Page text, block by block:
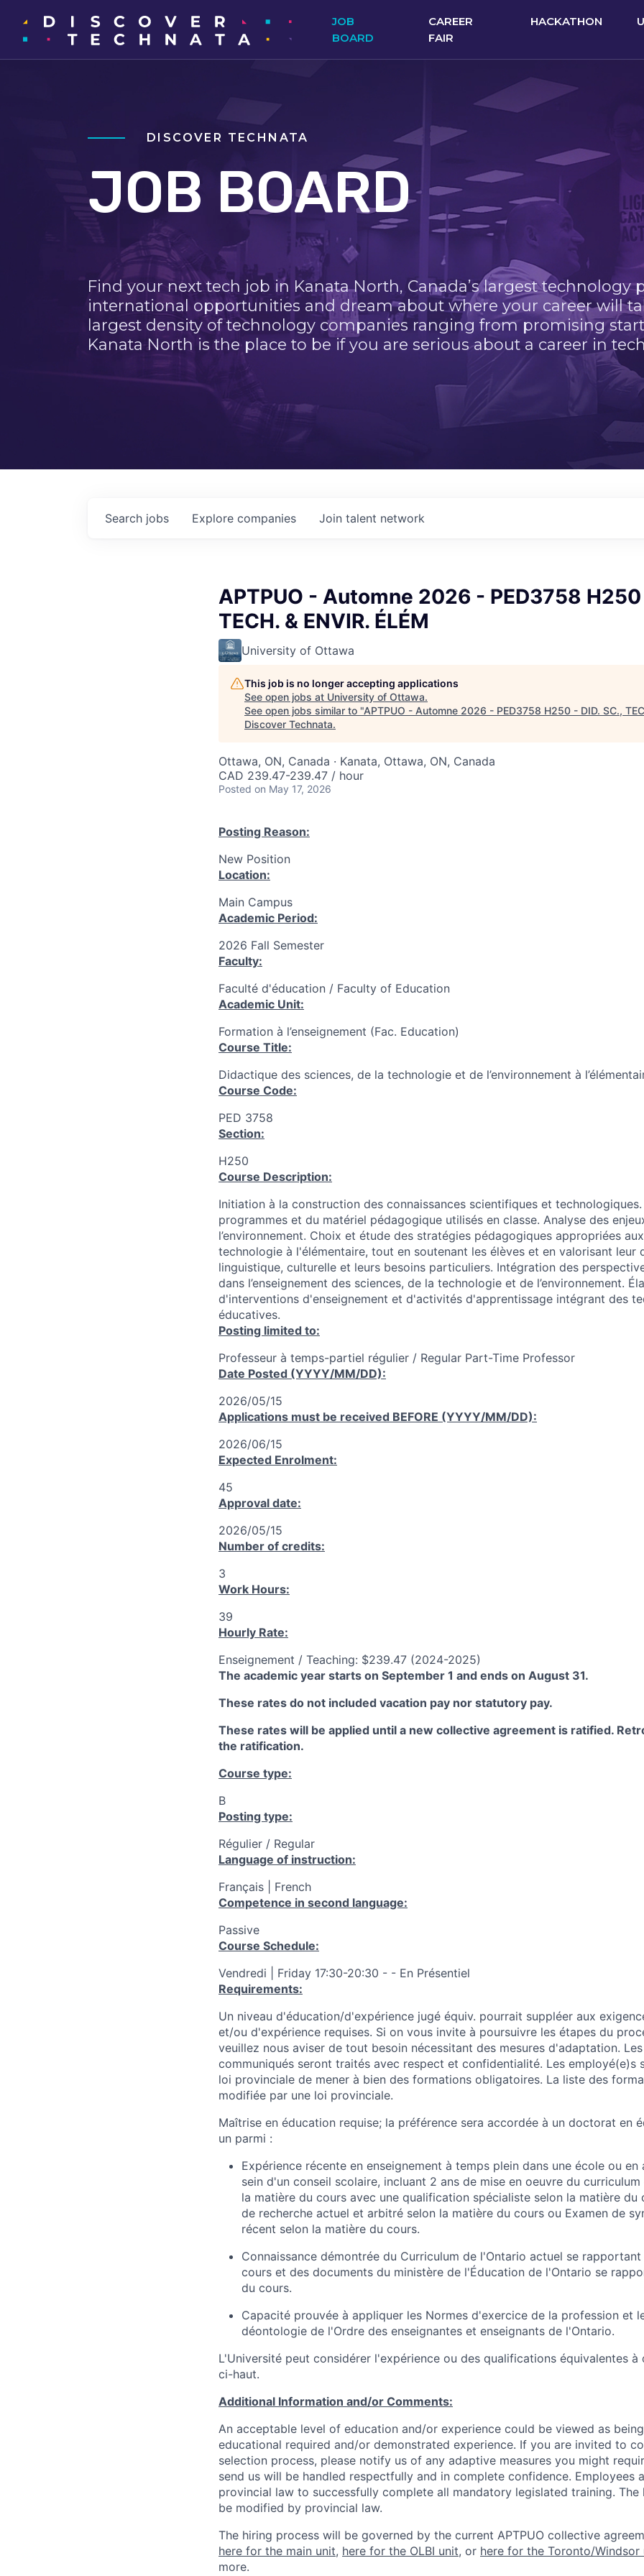
JOB
BOARD
CAREER
FAIR
HACKATHON
DISCOVER TECHNATA
JOB BOARD
Find your next tech job in Kanata North, Canada’s largest technology
international opportunities and dream about where your career will
largest density of technology companies ranging from promising
Kanata North is the place to be if you are serious about a career in
Search jobs Explore companies Join talent network
APTPUO - Automne 2026 - PED3758 H250
TECH. & ENVIR. ÉLÉM
University of Ottawa
This job is no longer accepting applications
See open jobs at University of Ottawa.
See open jobs similar to "APTPUO - Automne 2026 - PED3758 H250 - DID. SC.,
Discover Technata.
Ottawa, ON, Canada · Kanata, Ottawa, ON, Canada
CAD 239.47-239.47 / hour
Posted on May 17, 2026
Posting Reason:
New Position
Location:
Main Campus
Academic Period:
2026 Fall Semester
Faculty:
Faculté d'éducation / Faculty of Education
Academic Unit:
Formation à l’enseignement (Fac. Education)
Course Title:
Didactique des sciences, de la technologie et de l’environnement à
Course Code:
PED 3758
Section:
H250
Course Description:
Initiation à la construction des connaissances scientifiques et
programmes et du matériel pédagogique utilisés en classe. Analyse des
l’environnement. Choix et étude des stratégies pédagogiques appropriées
technologie à l'élémentaire, tout en soutenant les élèves et en valorisant leur
linguistique, culturelle et leurs besoins particuliers. Intégration des
dans l’enseignement des sciences, de la technologie et de l’environnement.
d'interventions d'enseignement et d'activités d'apprentissage intégrant des
éducatives.
Posting limited to:
Professeur à temps-partiel régulier / Regular Part-Time Professor
Date Posted (YYYY/MM/DD):
2026/05/15
Applications must be received BEFORE (YYYY/MM/DD):
2026/06/15
Expected Enrolment:
45
Approval date:
2026/05/15
Number of credits:
3
Work Hours:
39
Hourly Rate:
Enseignement / Teaching: $239.47 (2024-2025)
The academic year starts on September 1 and ends on August 31.
These rates do not included vacation pay nor statutory pay.
These rates will be applied until a new collective agreement is ratified.
the ratification.
Course type:
B
Posting type:
Régulier / Regular
Language of instruction:
Français | French
Competence in second language:
Passive
Course Schedule:
Vendredi | Friday 17:30-20:30 - - En Présentiel
Requirements:
Un niveau d'éducation/d'expérience jugé équiv. pourrait suppléer aux
et/ou d'expérience requises. Si on vous invite à poursuivre les étapes du
veuillez nous aviser de tout besoin nécessitant des mesures d'adaptation.
communiqués seront traités avec respect et confidentialité. Les employé(e)s
loi provinciale de mener à bien des formations obligatoires. La liste des
modifiée par une loi provinciale.
Maîtrise en éducation requise; la préférence sera accordée à un doctorat en
un parmi :
Expérience récente en enseignement à temps plein dans une école ou en
sein d'un conseil scolaire, incluant 2 ans de mise en oeuvre du
la matière du cours avec une qualification spécialiste selon la matière du
de recherche actuel et arbitré selon la matière du cours ou Examen de
récent selon la matière du cours.
Connaissance démontrée du Curriculum de l'Ontario actuel se
cours et des documents du ministère de l'Éducation de l'Ontario se
du cours.
Capacité prouvée à appliquer les Normes d'exercice de la profession et
déontologie de l'Ordre des enseignantes et enseignants de l'Ontario.
L'Université peut considérer l'expérience ou des qualifications équivalentes à
ci-haut.
Additional Information and/or Comments:
An acceptable level of education and/or experience could be viewed as
educational required and/or demonstrated experience. If you are invited to
selection process, please notify us of any adaptive measures you might
send us will be handled respectfully and in complete confidence. Employees
provincial law to successfully complete all mandatory legislated training.
be modified by provincial law.
The hiring process will be governed by the current APTPUO collective
here for the main unit, here for the OLBI unit, or here for the Toronto/Windsor
more.